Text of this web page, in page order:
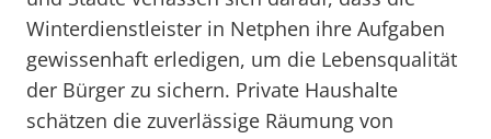
Winterdienstleister in Netphen ihre Aufgaben
gewissenhaft erledigen, um die Lebensqualität
der Bürger zu sichern. Private Haushalte
schätzen die zuverlässige Räumung von